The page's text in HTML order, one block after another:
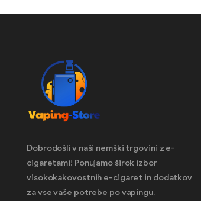
Dobrodošli v naši nemški trgovini z e-
cigaretami! Ponujamo širok izbor
visokokakovostnih e-cigaret in dodatkov
za vse vaše potrebe po vapingu.